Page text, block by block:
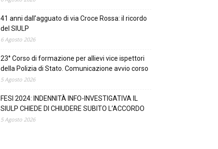
41 anni dall’agguato di via Croce Rossa: il ricordo
del SIULP
6 Agosto 2026
23° Corso di formazione per allievi vice ispettori
della Polizia di Stato. Comunicazione avvio corso
5 Agosto 2026
FESI 2024: INDENNITÀ INFO-INVESTIGATIVA IL
SIULP CHIEDE DI CHIUDERE SUBITO L’ACCORDO
5 Agosto 2026